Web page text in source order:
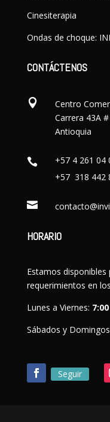
Cinesiterapia
Ondas de choque:
CONTÁCTENOS

Centro
Carrera 43A
Antioquia

+57 4 261 04
+57 318 442

HORARIO
Estamos
requerimientos en
Lunes a Viernes:
Sábados y
Seguir